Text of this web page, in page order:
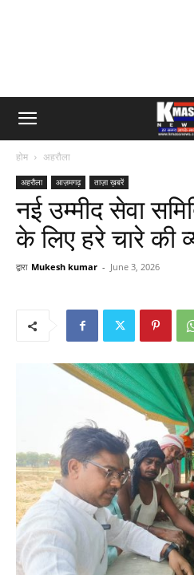
होम अहरौला
अहरौला आज़मगढ़ ताज़ा ख़बरें
नई उम्मीद सेवा
के लिए हरे चारे की
द्वारा Mukesh kumar - June 3, 2026